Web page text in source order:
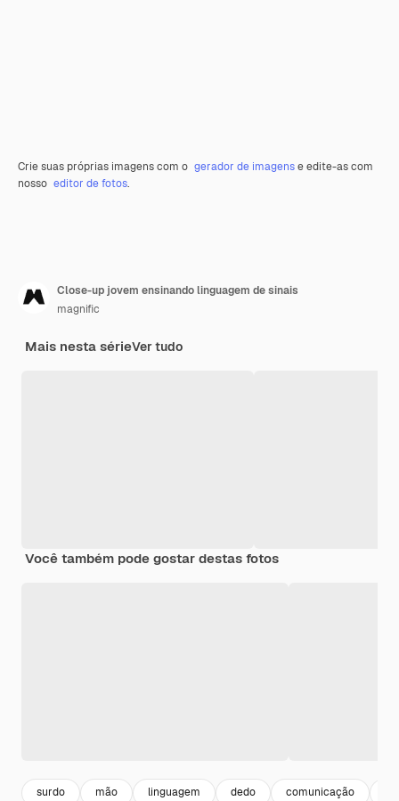
Crie suas próprias imagens com o gerador de imagense edite-as com
nosso editor de fotos.
Close-up jovem ensinando linguagem de sinais
magnific
Mais nesta sérieVer tudo
Você também pode gostar destas fotos
surdo mão linguagem dedo comunicação